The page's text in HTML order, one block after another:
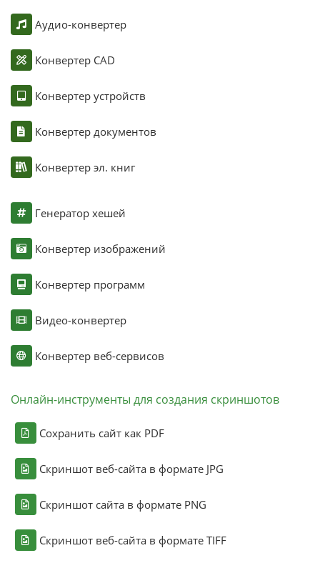
Аудио-конвертер
Конвертер CAD
Конвертер устройств
Конвертер документов
Конвертер эл. книг
Генератор хешей
Конвертер изображений
Конвертер программ
Видео-конвертер
Конвертер веб-сервисов
Онлайн-инструменты для создания скриншотов
Сохранить сайт как PDF
Скриншот веб-сайта в формате JPG
Скриншот сайта в формате PNG
Скриншот веб-сайта в формате TIFF